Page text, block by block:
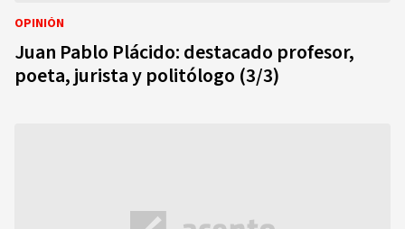
OPINIÓN
Juan Pablo Plácido: destacado profesor,
poeta, jurista y politólogo (3/3)